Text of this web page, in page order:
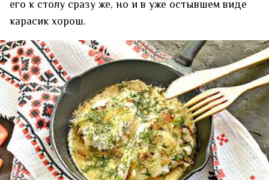
его к столу сразу же, но и в уже остывшем виде
карасик хорош.